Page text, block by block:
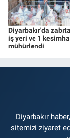
Diyarbakır'da
iş yeri ve 1
mühürlendi
Diyarbakır
sitemizi ziyaret